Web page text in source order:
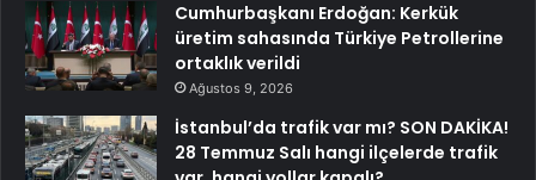
Cumhurbaşkanı Erdoğan: Kerkük
üretim sahasında Türkiye Petrollerine
ortaklık verildi
Ağustos 9, 2026
İstanbul’da trafik var mı? SON DAKİKA!
28 Temmuz Salı hangi ilçelerde trafik